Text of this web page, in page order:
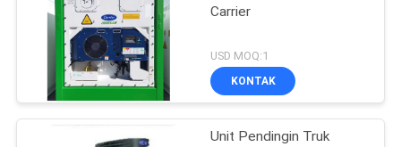
Carrier
USD MOQ:1
KONTAK
Unit Pendingin Truk